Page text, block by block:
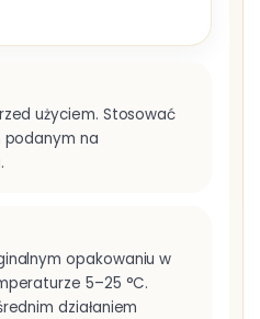
użyciem. Stosować
podanym na
opakowaniu w
5–25 °C.
działaniem